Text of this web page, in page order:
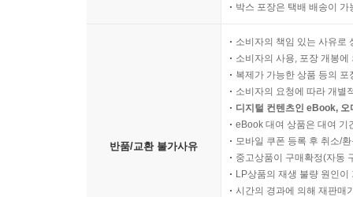
박스 포장은 택배 배송이
반품/교환 불가사유
소비자의 책임 있는 사유로
소비자의 사용, 포장 개봉
복제가 가능한 상품 등의
소비자의 요청에 따라 개별
디지털 컨텐츠인 eBook,
eBook 대여 상품은 대여 기
모바일 쿠폰 등록 후 취소/
중고상품이 구매확정(자동
LP상품의 재생 불량 원인
시간의 경과에 의해 재판매